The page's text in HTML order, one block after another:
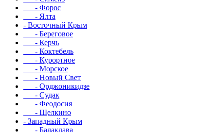
- Форос
- Ялта
- Восточный Крым
- Береговое
- Керчь
- Коктебель
- Курортное
- Морское
- Новый Свет
- Орджоникидзе
- Судак
- Феодосия
- Щелкино
- Западный Крым
- Балаклава